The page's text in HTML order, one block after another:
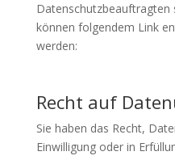
können folgendem Link
werden:
Recht auf
Sie haben das Recht,
Einwilligung oder in